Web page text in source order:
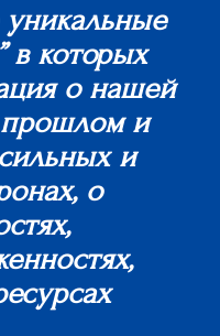
в которых
о нашей
прошлом и
и
о